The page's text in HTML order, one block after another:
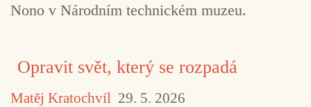
Nono v Národním technickém muzeu.
Opravit svět, který se rozpadá
Matěj Kratochvíl 29. 5. 2026